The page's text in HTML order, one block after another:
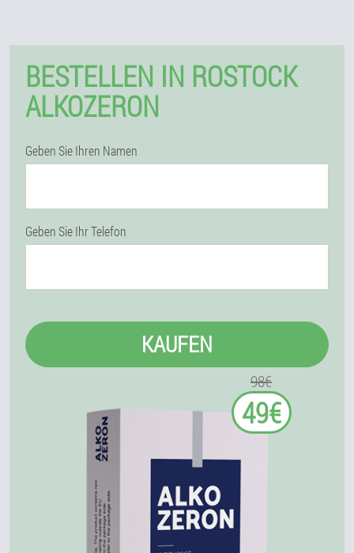
BESTELLEN IN ROSTOCK
ALKOZERON
Geben Sie Ihren Namen
Geben Sie Ihr Telefon
KAUFEN
98€
49€